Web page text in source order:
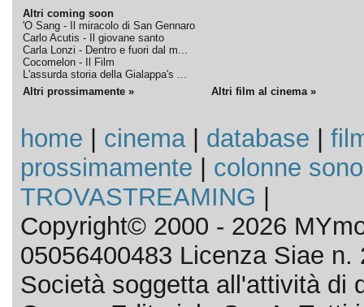
Altri coming soon
'O Sang - Il miracolo di San Gennaro
Carlo Acutis - Il giovane santo
Carla Lonzi - Dentro e fuori dal m...
Cocomelon - Il Film
L'assurda storia della Gialappa's ...
Altri prossimamente » Altri film al cinema »
home cinema| database
prossimamente
colonne
TROVASTREAMING
Copyright© 2000 - 2026
05056400483 Licenza Siae n.
Società soggetta all'attività di